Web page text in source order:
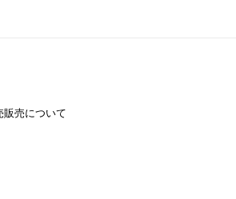
販売について